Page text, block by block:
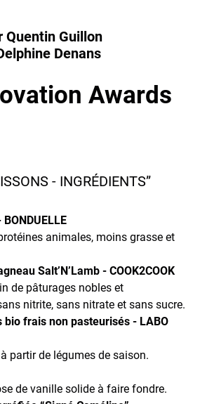
Quentin Guillon
Denans
Awards
- INGRÉDIENTS”
animales, moins grasse et
Salt’N’Lamb - COOK2COOK
de pâturages nobles et
nitrite, sans nitrate et sans sucre.
frais non pasteurisés - LABO
partir de légumes de saison.
de vanille solide à faire fondre.